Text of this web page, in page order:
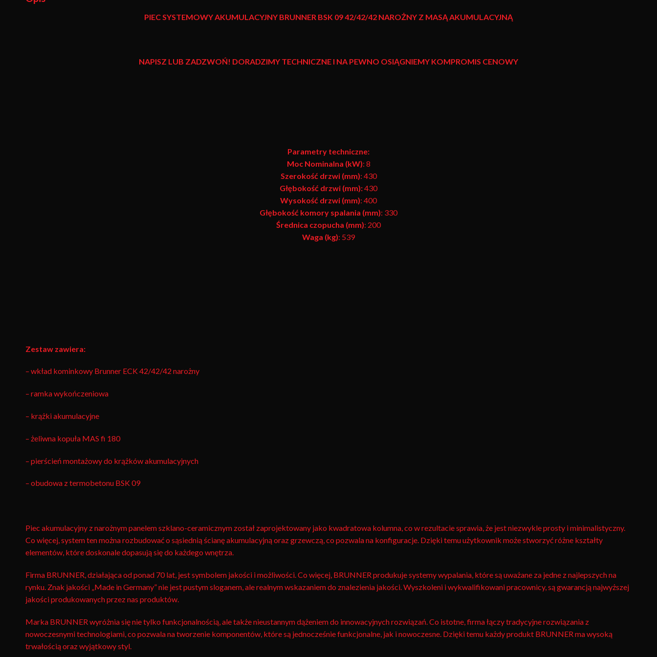
PIEC SYSTEMOWY AKUMULACYJNY BRUNNER BSK 09 42/42/42 NAROŻNY Z MASĄ AKUMULACYJNĄ
NAPISZ LUB ZADZWOŃ! DORADZIMY TECHNICZNE I NA PEWNO OSIĄGNIEMY KOMPROMIS CENOWY
Parametry techniczne:
Moc Nominalna (kW): 8
Szerokość drzwi (mm): 430
Głębokość drzwi (mm):430
Wysokość drzwi (mm): 400
Głębokość komory spalania (mm): 330
Średnica czopucha (mm): 200
Waga (kg): 539
Zestaw zawiera:
– wkład kominkowy Brunner ECK 42/42/42 narożny
– ramka wykończeniowa
– krążki akumulacyjne
– żeliwna kopuła MAS fi 180
– pierścień montażowy do krążków akumulacyjnych
– obudowa z termobetonu BSK 09
Piec akumulacyjny z narożnym panelem szklano-ceramicznym został zaprojektowany jako kwadratowa kolumna, co w rezultacie sprawia, że ​​jest niezwykle prosty i minimalistyczny.
Co więcej, system ten można rozbudować o sąsiednią ścianę akumulacyjną oraz grzewczą, co pozwala na konfiguracje. Dzięki temu użytkownik może stworzyć różne kształty
elementów, które doskonale dopasują się do każdego wnętrza.
Firma BRUNNER, działająca od ponad 70 lat, jest symbolem jakości i możliwości. Co więcej, BRUNNER produkuje systemy wypalania, które są uważane za jedne z najlepszych na
rynku. Znak jakości „Made in Germany” nie jest pustym sloganem, ale realnym wskazaniem do znalezienia jakości. Wyszkoleni i wykwalifikowani pracownicy, są gwarancją najwyższej
jakości produkowanych przez nas produktów.
Marka BRUNNER wyróżnia się nie tylko funkcjonalnością, ale także nieustannym dążeniem do innowacyjnych rozwiązań. Co istotne, firma łączy tradycyjne rozwiązania z
nowoczesnymi technologiami, co pozwala na tworzenie komponentów, które są jednocześnie funkcjonalne, jak i nowoczesne. Dzięki temu każdy produkt BRUNNER ma wysoką
trwałością oraz wyjątkowy styl.